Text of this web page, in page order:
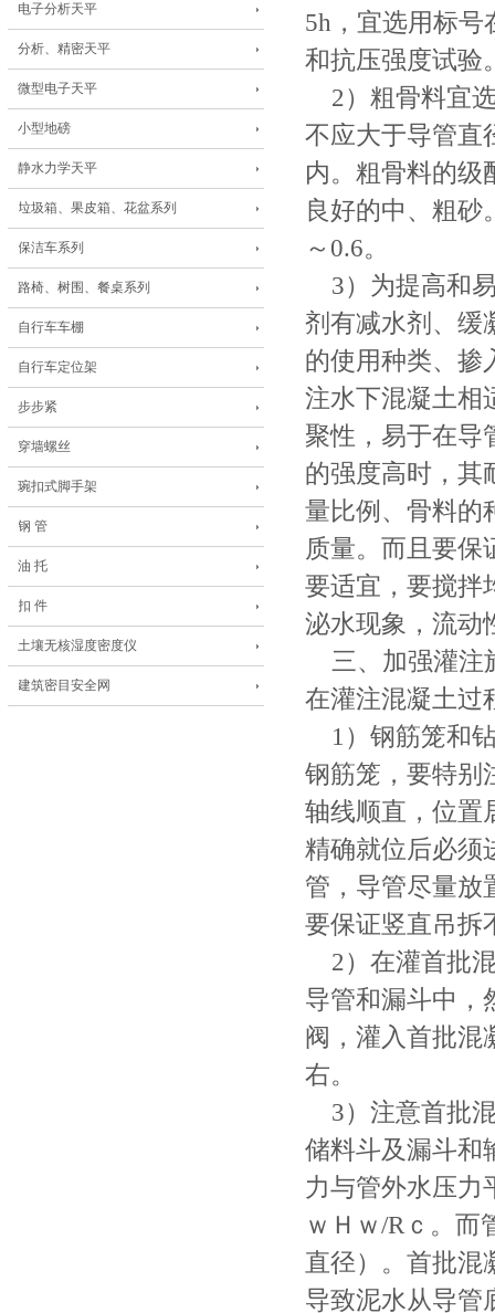
电子分析天平
分析、精密天平
微型电子天平
小型地磅
静水力学天平
垃圾箱、果皮箱、花盆系列
保洁车系列
路椅、树围、餐桌系列
自行车车棚
自行车定位架
步步紧
穿墙螺丝
琬扣式脚手架
钢 管
油 托
扣 件
土壤无核湿度密度仪
建筑密目安全网
5h，宜选用标号
和抗压强度试验
2）粗骨料宜
不应大于导管直
内。粗骨料的级
良好的中、粗砂
～0.6。
3）为提高和
剂有减水剂、缓
的使用种类、掺
注水下混凝土相
聚性，易于在导
的强度高时，其
量比例、骨料的
质量。而且要保
要适宜，要搅拌
泌水现象，流动
三、加强灌注
在灌注混凝土过
1）钢筋笼和
钢筋笼，要特别
轴线顺直，位置
精确就位后必须
管，导管尽量放
要保证竖直吊拆
2）在灌首批
导管和漏斗中，
阀，灌入首批混
右。
3）注意首批
储料斗及漏斗和
力与管外水压力
ｗＨｗ/Rｃ。而
直径）。首批混
导致泥水从导管